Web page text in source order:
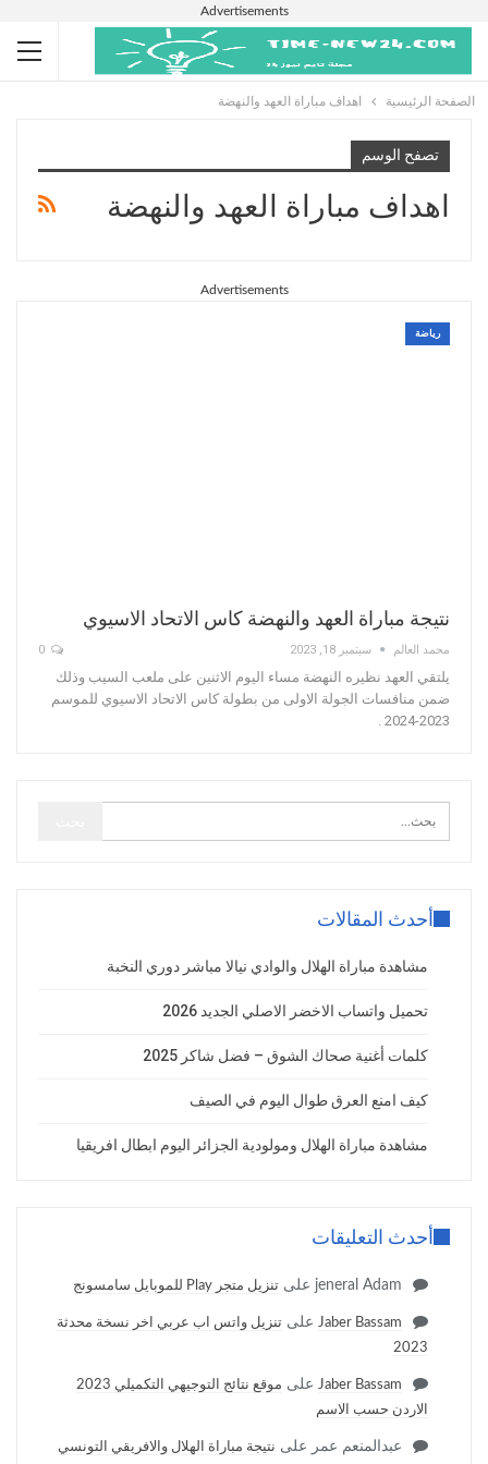
Advertisements
الصفحة الرئيسية اهداف مباراة العهد والنهضة
تصفح الوسم
اهداف مباراة العهد والنهضة
Advertisements
رياضة
نتيجة مباراة العهد والنهضة كاس الاتحاد الاسيوي
محمد العالم سبتمبر 18, 2023
يلتقي العهد نظيره النهضة مساء اليوم الاثنين على ملعب السيب وذلك
ضمن منافسات الجولة الاولى من بطولة كاس الاتحاد الاسيوي للموسم
2023-2024 .
أحدث المقالات
مشاهدة مباراة الهلال والوادي نيالا مباشر دوري النخبة
تحميل واتساب الاخضر الاصلي الجديد 2026
كلمات أغنية صحاك الشوق – فضل شاكر 2025
كيف امنع العرق طوال اليوم في الصيف
مشاهدة مباراة الهلال ومولودية الجزائر اليوم ابطال افريقيا
أحدث التعليقات
jeneral Adam على تنزيل متجر Play للموبايل سامسونج
Jaber Bassam على تنزيل واتس اب عربي اخر نسخة محدثة
2023
Jaber Bassam على
موقع نتائج التوجيهي التكميلي 2023
الاردن حسب الاسم
عبدالمنعم عمر على نتيجة مباراة الهلال والافريقي التونسي